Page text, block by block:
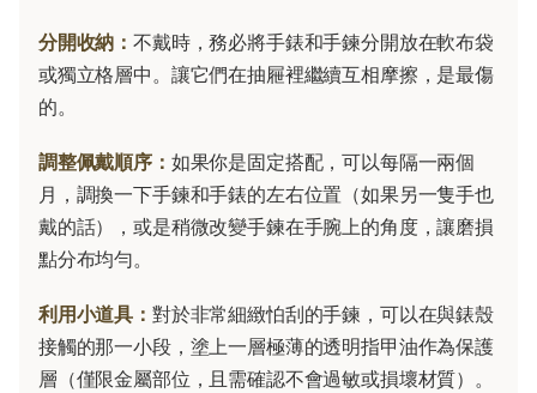
分開收納：不戴時，務必將手錶和手鍊分開放在軟布袋
或獨立格層中。讓它們在抽屜裡繼續互相摩擦，是最傷
的。
調整佩戴順序： 如果你是固定搭配，可以每隔一兩個
月，調換一下手鍊和手錶的左右位置（如果另一隻手也
戴的話），或是稍微改變手鍊在手腕上的角度，讓磨損
點分布均勻。
利用小道具： 對於非常細緻怕刮的手鍊，可以在與錶殼
接觸的那一小段，塗上一層極薄的透明指甲油作為保護
層（僅限金屬部位，且需確認不會過敏或損壞材質）。